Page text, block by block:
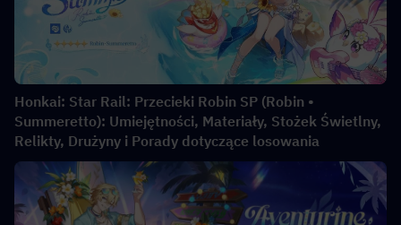
Honkai: Star Rail: Przecieki Robin SP (Robin •
Summeretto): Umiejętności, Materiały, Stożek Świetlny,
Relikty, Drużyny i Porady dotyczące losowania